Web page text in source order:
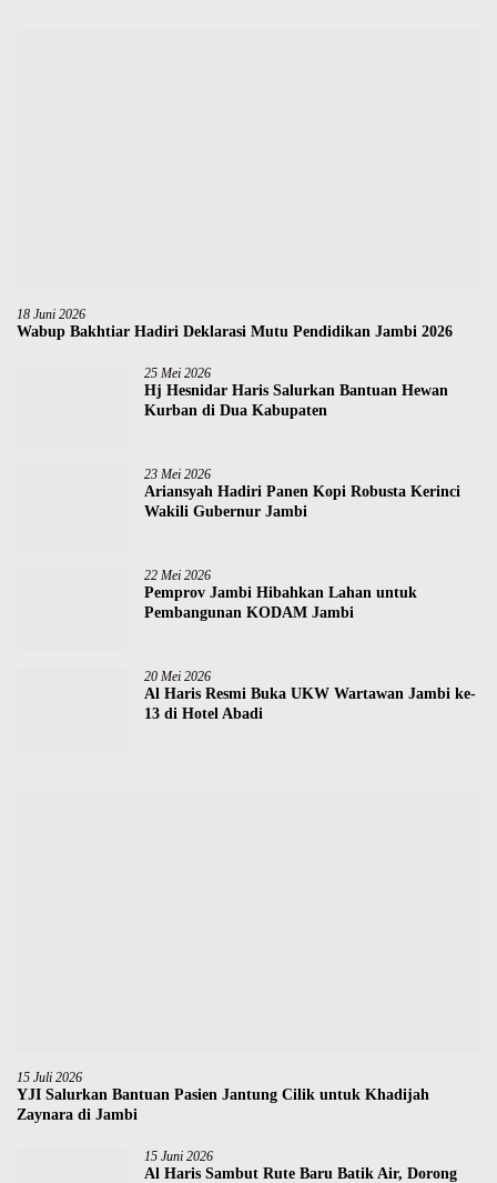
18 Juni 2026
Wabup Bakhtiar Hadiri Deklarasi Mutu Pendidikan Jambi 2026
25 Mei 2026
Hj Hesnidar Haris Salurkan Bantuan Hewan
Kurban di Dua Kabupaten
23 Mei 2026
Ariansyah Hadiri Panen Kopi Robusta Kerinci
Wakili Gubernur Jambi
22 Mei 2026
Pemprov Jambi Hibahkan Lahan untuk
Pembangunan KODAM Jambi
20 Mei 2026
Al Haris Resmi Buka UKW Wartawan Jambi ke-
13 di Hotel Abadi
15 Juli 2026
YJI Salurkan Bantuan Pasien Jantung Cilik untuk Khadijah
Zaynara di Jambi
15 Juni 2026
Al Haris Sambut Rute Baru Batik Air, Dorong